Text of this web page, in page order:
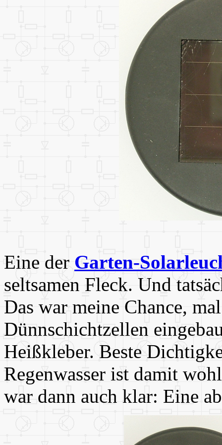
Eine der Garten-
seltsamen Fleck. Und
Das war meine Chance,
Dünnschichtzellen
Heißkleber. Beste
Regenwasser ist damit
war dann auch klar: Eine